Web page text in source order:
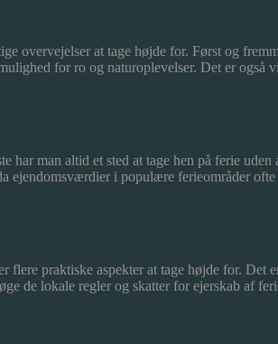
overvejelser at tage højde for. Først og
for ro og naturoplevelser. Det er
man altid et sted at tage hen på ferie
ejendomsværdier i populære ferieområder
flere praktiske aspekter at tage højde for.
de lokale regler og skatter for ejerskab af